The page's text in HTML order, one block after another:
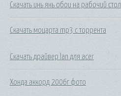
Скачать инь янь обои на рабочий стол
Скачать моцарта mp3 с торрента
Скачать драйвер lan для acer
Хонда аккорд 2006г фото